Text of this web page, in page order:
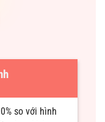
so với hình